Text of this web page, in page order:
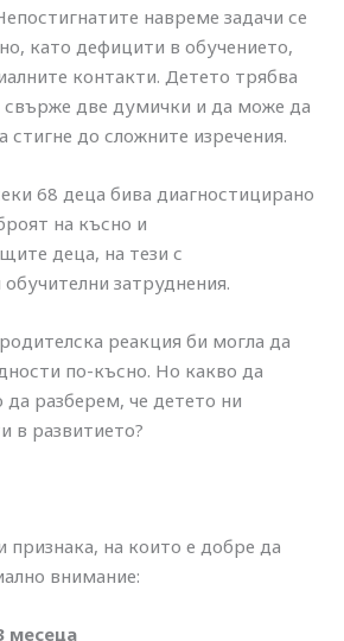
навреме задачи се
като дефицити в обучението,
контакти. Детето трябва
две думички и да може да
стигне до сложните изречения.
68 деца бива диагностицирано
на късно и
деца, на тези с
затруднения.
реакция би могла да
по-късно. Но какво да
разберем, че детето ни
в развитието?
признака, на които е добре да
внимание:
месеца